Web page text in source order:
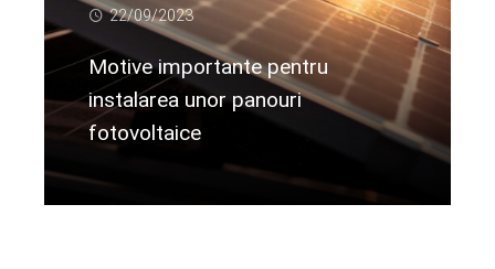
22/09/2023
Motive importante pentru
instalarea unor panouri
fotovoltaice
Citeste mai departe...